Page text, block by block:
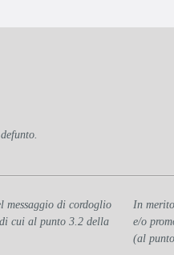
messaggio di cordoglio
cui al punto 3.2 della
In
e/o
(al